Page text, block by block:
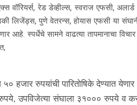
वॉरियर्स, रेड डेव्हील्स, स्वराज एफसी,
लिजेंड्स, पुणे वेतरन्स, होयास एफसी या
आहे. स्पर्धेचे सामने वाढत्या तापमानाचा
हजार रुपयांची पारितोषिके देण्यात
उपविजेत्या संघाला ३१००० रुपये व